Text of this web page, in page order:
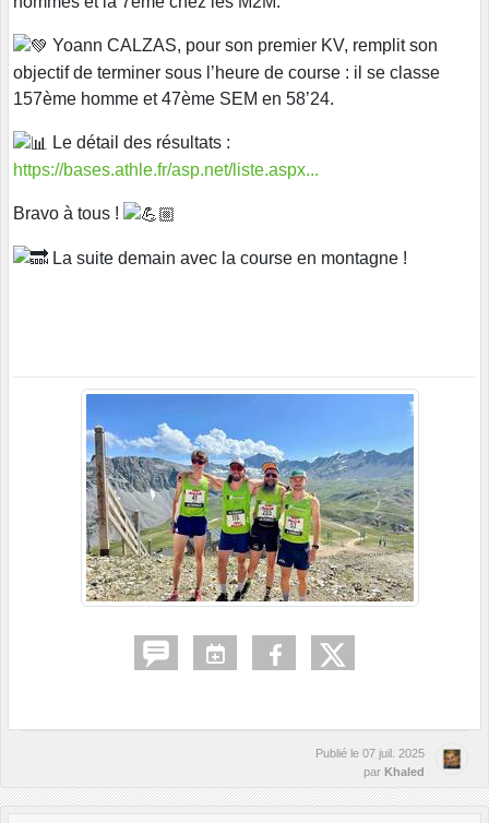
Yoann CALZAS, pour son premier KV, remplit son
objectif de terminer sous l’heure de course : il se classe
157ème homme et 47ème SEM en 58’24.
Le détail des résultats :
https://bases.athle.fr/asp.net/liste.aspx...
Bravo à tous !
La suite demain avec la course en montagne !
Publié le 07 juil. 2025
par Khaled